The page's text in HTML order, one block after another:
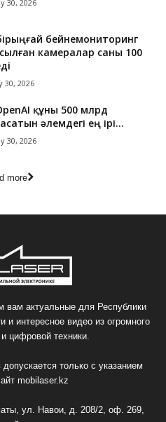
30, 2026
бейнемониторинг
камералар саны 100
30, 2026
құны 500 млрд
әлемдегі ең ірі...
30, 2026
more
актуальные для Республики
и интересное видео из огромного
цифровой техники.
только с указанием
mobilaser.kz
ул. Навои, д. 208/2, оф. 269,